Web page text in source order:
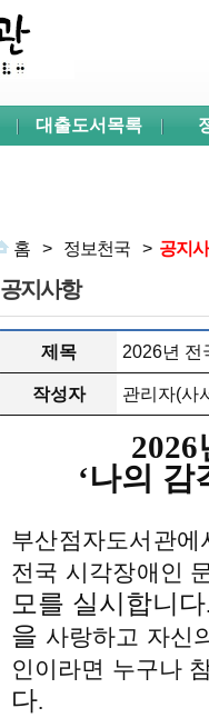
대출도서목록
홈 > 정보천국 > 공지
공지사항
제목 2026년 전
작성자 관리자(사
2026
‘나의 감
부산점자도서관
전국 시각장애인
모를 실시합니다
을 사랑하고 자신
인이라면 누구나
다.